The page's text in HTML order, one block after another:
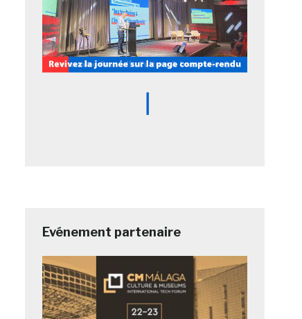
Evénement partenaire